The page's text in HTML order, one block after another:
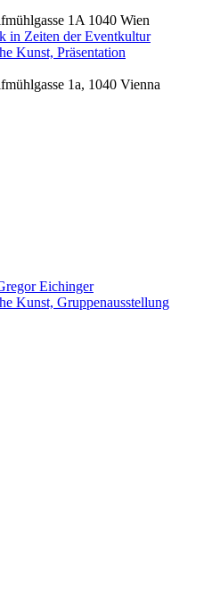
1A 1040 Wien
in Zeiten der Eventkultur
Kunst, Präsentation
1a, 1040 Vienna
Eichinger
Kunst, Gruppenausstellung